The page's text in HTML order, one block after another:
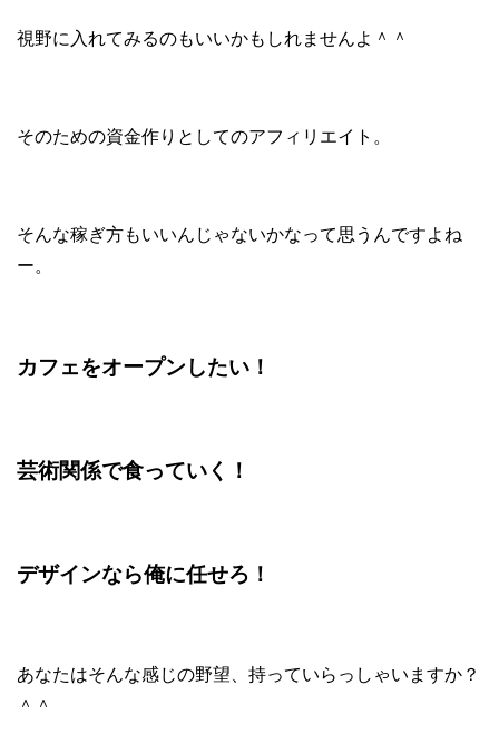
視野に入れてみるのもいいかもしれませんよ＾＾
そのための資金作りとしてのアフィリエイト。
そんな稼ぎ方もいいんじゃないかなって思うんですよね
ー。
カフェをオープンしたい！
芸術関係で食っていく！
デザインなら俺に任せろ！
あなたはそんな感じの野望、 持っていらっしゃいますか？
＾＾